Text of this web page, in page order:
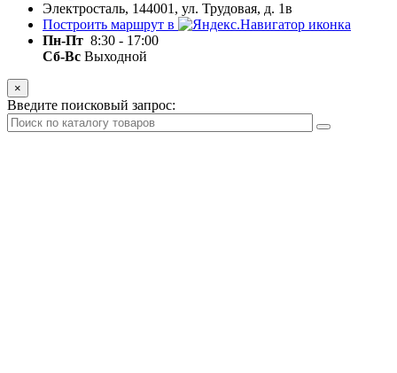
Электросталь, 144001, ул. Трудовая, д. 1в
Построить маршрут в
Пн-Пт 8:30 - 17:00
Сб-Вс Выходной
×
Введите поисковый запрос: